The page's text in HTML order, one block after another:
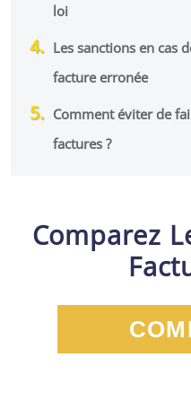
loi
Les sanctions en cas
facture erronée
Comment éviter de
factures ?
Comparez